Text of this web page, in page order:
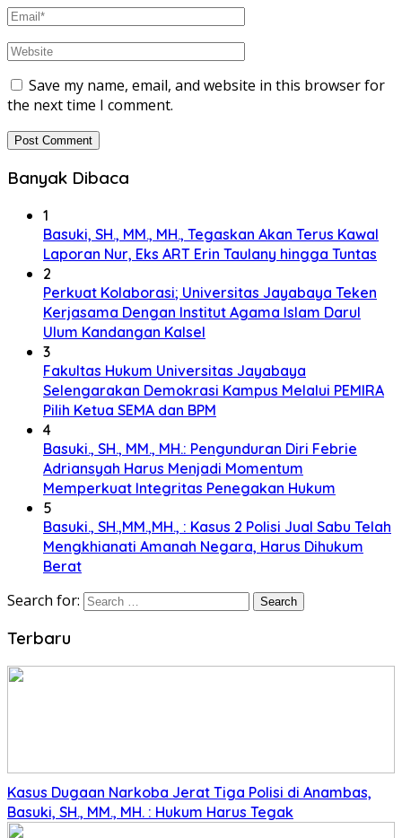
Save my name, email, and website in this browser for
the next time I comment.
Banyak Dibaca
1
Basuki, SH., MM., MH., Tegaskan Akan Terus Kawal
Laporan Nur, Eks ART Erin Taulany hingga Tuntas
2
Perkuat Kolaborasi; Universitas Jayabaya Teken
Kerjasama Dengan Institut Agama Islam Darul
Ulum Kandangan Kalsel
3
Fakultas Hukum Universitas Jayabaya
Selengarakan Demokrasi Kampus Melalui PEMIRA
Pilih Ketua SEMA dan BPM
4
Basuki., SH., MM., MH.: Pengunduran Diri Febrie
Adriansyah Harus Menjadi Momentum
Memperkuat Integritas Penegakan Hukum
5
Basuki., SH.,MM.,MH., : Kasus 2 Polisi Jual Sabu Telah
Mengkhianati Amanah Negara, Harus Dihukum
Berat
Search for:
Terbaru
Kasus Dugaan Narkoba Jerat Tiga Polisi di Anambas,
Basuki, SH., MM., MH. : Hukum Harus Tegak